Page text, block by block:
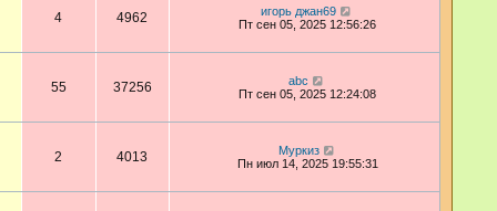
4 4962
игорь джан69
Пт сен 05, 2025 12:56:26
55 37256
abc
Пт сен 05, 2025 12:24:08
2 4013
Муркиз
Пн июл 14, 2025 19:55:31